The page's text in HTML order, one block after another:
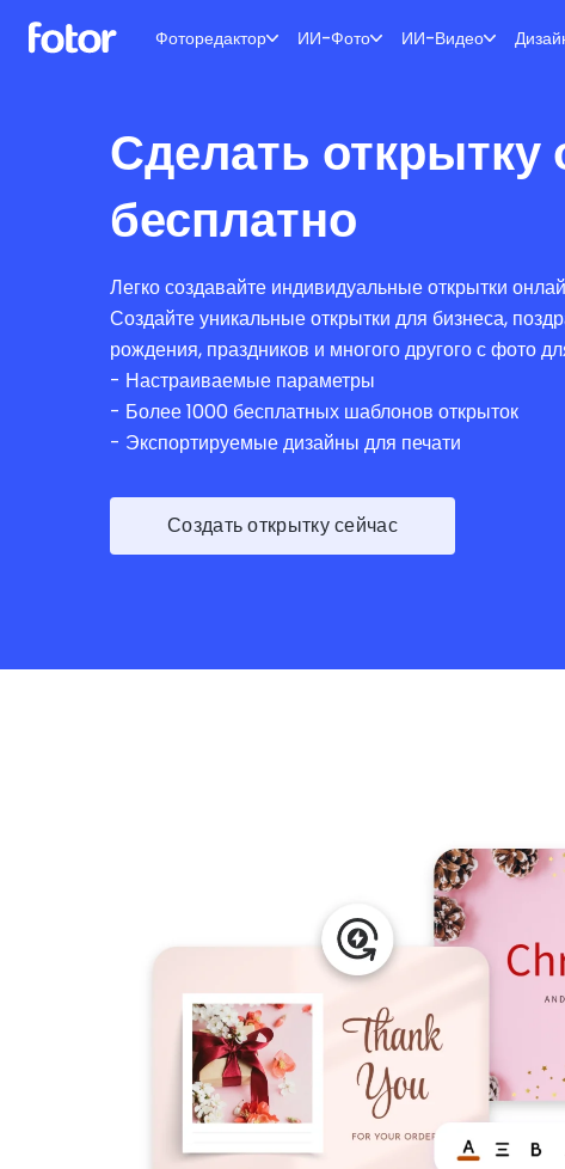
Фоторедактор ИИ-Фото ИИ-Видео
Сделать открытку
бесплатно
Легко создавайте индивидуальные открытки
Создайте уникальные открытки для бизнеса,
рождения, праздников и многого другого с фото
- Настраиваемые параметры
- Более 1000 бесплатных шаблонов открыток
- Экспортируемые дизайны для печати
Создать открытку сейчас